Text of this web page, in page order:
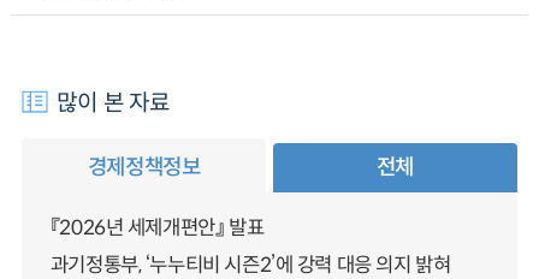
많이 본 자료
경제정책정보 전체
『2026년 세제개편안』 발표
과기정통부, ‘누누티비 시즌2’에 강력 대응 의지 밝혀